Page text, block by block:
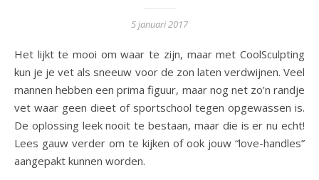
5 januari 2017
Het lijkt te mooi om waar te zijn, maar met CoolSculpting
kun je je vet als sneeuw voor de zon laten verdwijnen. Veel
mannen hebben een prima figuur, maar nog net zo’n randje
vet waar geen dieet of sportschool tegen opgewassen is.
De oplossing leek nooit te bestaan, maar die is er nu echt!
Lees gauw verder om te kijken of ook jouw “love-handles”
aangepakt kunnen worden.